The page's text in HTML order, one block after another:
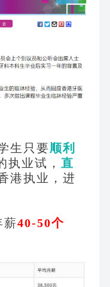
生只要顺利
执业试， 直
港执业，进
薪40-50个